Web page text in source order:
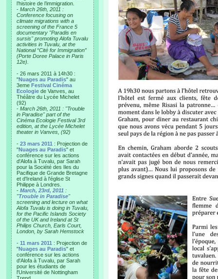
l’histoire de l’immigration.
- March 26th, 2011 :
Conference focusing on
climate migrations with a
screening of the France 5
documentary "Paradis en
sursis" promoting Alofa Tuvalu
activities in Tuvalu, at the
National “Cité for Immigration”
(Porte Doree Palace in Paris
12e).
- 26 mars 2011 à 14h30 :
"Nuages au Paradis" au
3eme Festival Cinéma
Ecologie de Vanves, au
Théâtre du Lycée Michelet
(92)
- March 26th, 2011 : "Trouble
in Paradise" part of the
Cinéma Ecologie Festival 3rd
edition, at the Lycée Michelet
theater in Vanves, (92)
- 23 mars 2011 : Projection de
"Nuages au Paradis" et
conférence sur les actions
d'Alofa à Tuvalu, par Sarah
pour la Société des Iles du
Pacifique de Grande Bretagne
et d'Ireland à l'église St
Philippe à Londres.
- March, 23rd, 2011 :
"Trouble in Paradise"
screening and lecture on what
Alofa Tuvalu is doing in Tuvalu,
for the Pacific Islands Society
of the UK and Ireland at St
Philips Church, Earls Court,
London, by Sarah Hemstock
- 11 mars 2011 : Projection de
"Nuages au Paradis" et
conférence sur les actions
d'Alofa à Tuvalu, par Sarah
pour les étudiants de
l'Université de Nottingham